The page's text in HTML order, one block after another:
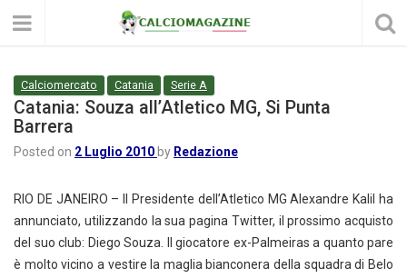
Calciomercato Catania Serie A
Catania: Souza all’Atletico MG, Si Punta
Barrera
Posted on 2 Luglio 2010 by Redazione
RIO DE JANEIRO – Il Presidente dell’Atletico MG Alexandre Kalil ha
annunciato, utilizzando la sua pagina Twitter, il prossimo acquisto
del suo club: Diego Souza. Il giocatore ex-Palmeiras a quanto pare
è molto vicino a vestire la maglia bianconera della squadra di Belo